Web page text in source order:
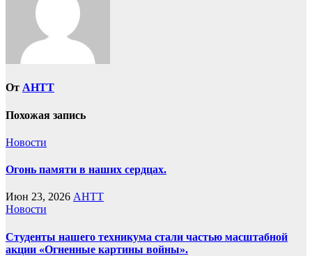
От AHTT
Похожая запись
Новости
Огонь памяти в наших сердцах.
Июн 23, 2026 AHTT
Новости
Студенты нашего техникума стали частью масштабной
акции «Огненные картины войны».